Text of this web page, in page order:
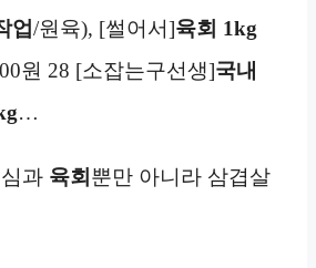
업/원육), [썰어서]육회 1kg
원 28 [소잡는구선생]국내
…
과 육회 뿐만 아니라 삼겹살